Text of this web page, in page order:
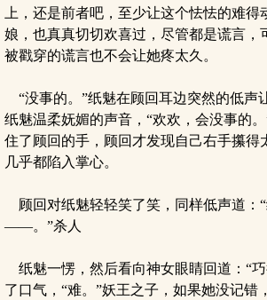
上，还是前者吧，至少让这个怯怯的难得
娘，也真真切切欢喜过，尽管都是谎言，
被戳穿的谎言也不会让她疼太久。
“没事的。”纸魅在顾回耳边突然的低声
纸魅温柔妩媚的声音，“欢欢，会没事的
住了顾回的手，顾回才发现自己右手攥得
几乎都陷入掌心。
顾回对纸魅轻轻笑了笑，同样低声道：
——。”杀人
纸魅一愣，然后看向神女眼睛回道：“
了口气，“难。”妖王之子，如果她没记错